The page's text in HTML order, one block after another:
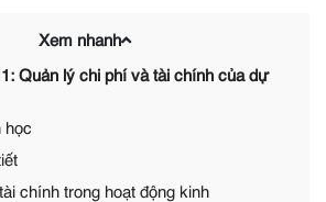
Xem nhanh
Quản lý chi phí và tài chính của dự
học
chính trong hoạt động kinh